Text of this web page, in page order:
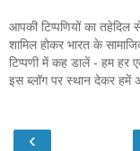
आपकी टिप्पणियों का
शामिल होकर भारत के
टिप्पणी में कह डालें - हम हर
इस ब्लॉग पर स्थान देकर हमें
‹